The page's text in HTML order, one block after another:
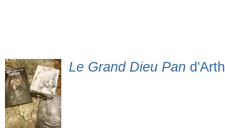
Le Grand Dieu Pan